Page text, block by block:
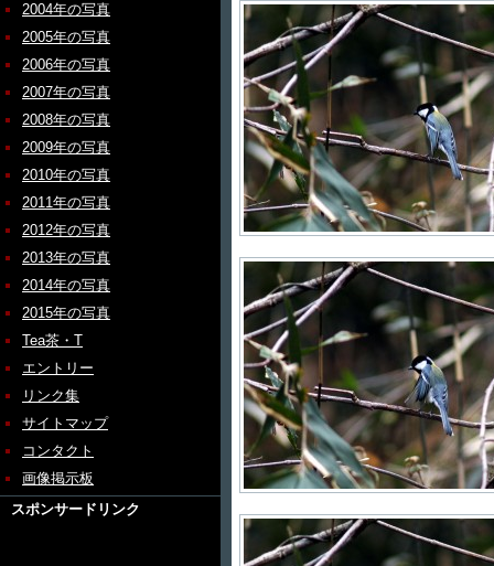
2004年の写真
2005年の写真
2006年の写真
2007年の写真
2008年の写真
2009年の写真
2010年の写真
2011年の写真
2012年の写真
2013年の写真
2014年の写真
2015年の写真
Tea茶・T
エントリー
リンク集
サイトマップ
コンタクト
画像掲示板
スポンサードリンク